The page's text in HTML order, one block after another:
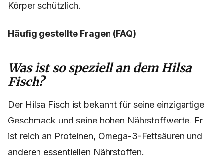
Körper schützlich.
Häufig gestellte Fragen (FAQ)
Was ist so speziell an dem Hilsa
Fisch?
Der Hilsa Fisch ist bekannt für seine einzigartige
Geschmack und seine hohen Nährstoffwerte. Er
ist reich an Proteinen, Omega-3-Fettsäuren und
anderen essentiellen Nährstoffen.